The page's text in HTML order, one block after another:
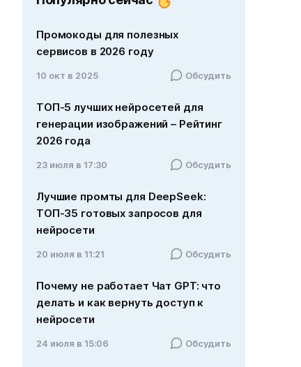
Промокоды для полезных
сервисов в 2026 году
10 окт в 2025 Обсудить
ТОП-5 лучших нейросетей для
генерации изображений – Рейтинг
2026 года
23 июля в 17:30 Обсудить
Лучшие промты для DeepSeek:
ТОП-35 готовых запросов для
нейросети
20 июля в 11:21 Обсудить
Почему не работает Чат GPT: что
делать и как вернуть доступ к
нейросети
24 июля в 15:06 Обсудить